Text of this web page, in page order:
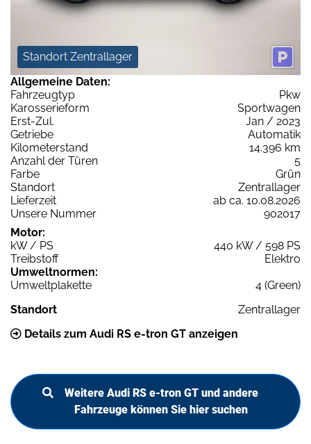
Standort Zentrallager
Allgemeine Daten:
Fahrzeugtyp
Pkw
Karosserieform
Sportwagen
Erst-Zul.
Jan / 2023
Getriebe
Automatik
Kilometerstand
14.396 km
Anzahl der Türen
5
Farbe
Grün
Standort
Zentrallager
Lieferzeit
ab ca. 10.08.2026
Unsere Nummer
902017
Motor:
kW / PS
440 kW / 598 PS
Treibstoff
Elektro
Umweltnormen:
Umweltplakette
4 (Green)
Standort
Zentrallager
Details zum Audi RS e-tron GT anzeigen
Weitere Audi RS e-tron GT und andere
Fahrzeuge können Sie hier suchen